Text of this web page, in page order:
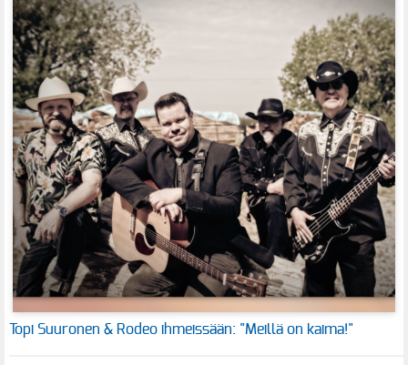
Topi Suuronen & Rodeo ihmeissään: "Meillä on kaima!"